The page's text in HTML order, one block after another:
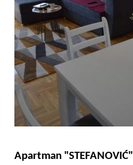
Apartman "STEFANOVIĆ"